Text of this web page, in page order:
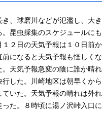
、球磨川などが氾濫し、大
昆虫採集のスケジュールに
２日の天気予報は１０日前
になると天気予報も怪しく
天気予報急変の陰に誰か晴
した。川崎地区は朝早くか
ていた。天気予報の晴れは外
た。８時頃に湯ノ沢峠入口